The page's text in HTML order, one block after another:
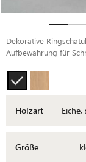
Dekorative
Aufbewahrung für
Holzart
Größe